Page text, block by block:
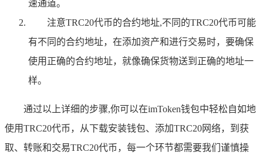
速通道。
注意TRC20代币的合约地址,不同的TRC20代币可能
有不同的合约地址，在添加资产和进行交易时，要确保
使用正确的合约地址，就像确保货物送到正确的地址一
样。
通过以上详细的步骤,你可以在imToken钱包中轻松自如地
使用TRC20代币，从下载安装钱包、添加TRC20网络，到获
取、转账和交易TRC20代币，每一个环节都需要我们谨慎操